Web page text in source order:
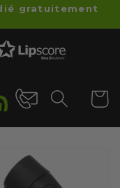
gratuitement
Panier